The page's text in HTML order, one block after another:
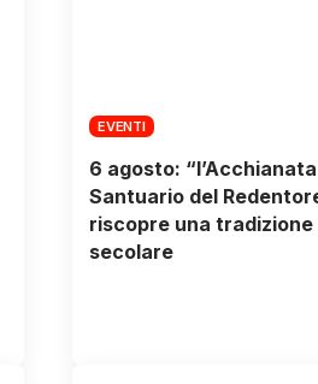
EVENTI
6 agosto:
Santuario del
riscopre una tradizione
secolare